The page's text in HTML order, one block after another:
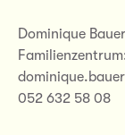
Dominique
052 632 58 08